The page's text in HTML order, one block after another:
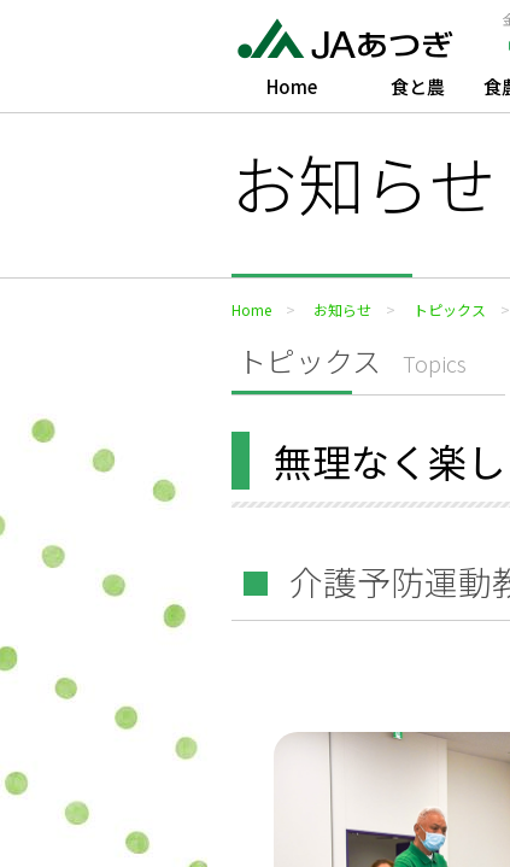
Home 食と農 食
お知らせ
Home お知らせ トピックス
トピックス Topics
無理なく楽
介護予防運動